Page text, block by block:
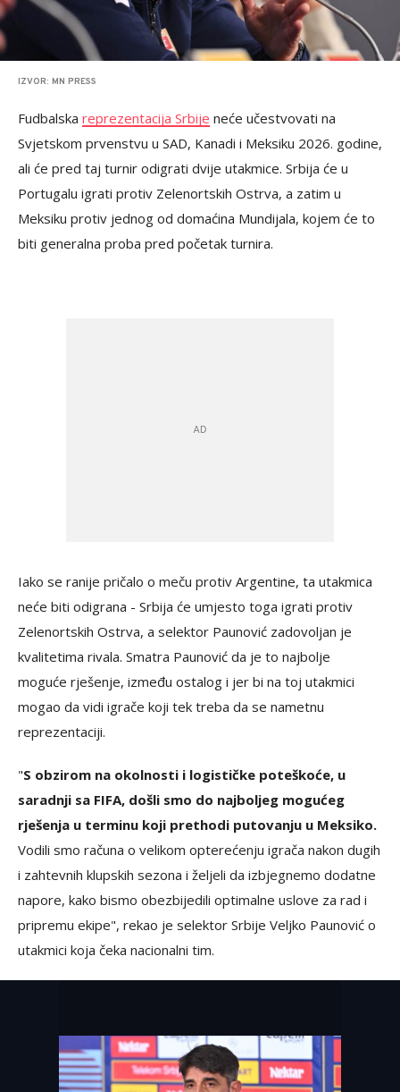
IZVOR: MN PRESS
Fudbalska reprezentacija Srbije neće učestvovati na
Svjetskom prvenstvu u SAD, Kanadi i Meksiku 2026. godine,
ali će pred taj turnir odigrati dvije utakmice. Srbija će u
Portugalu igrati protiv Zelenortskih Ostrva, a zatim u
Meksiku protiv jednog od domaćina Mundijala, kojem će to
biti generalna proba pred početak turnira.
Iako se ranije pričalo o meču protiv Argentine, ta utakmica
neće biti odigrana - Srbija će umjesto toga igrati protiv
Zelenortskih Ostrva, a selektor Paunović zadovoljan je
kvalitetima rivala. Smatra Paunović da je to najbolje
moguće rješenje, između ostalog i jer bi na toj utakmici
mogao da vidi igrače koji tek treba da se nametnu
reprezentaciji.
"S obzirom na okolnosti i logističke poteškoće, u
saradnji sa FIFA, došli smo do najboljeg mogućeg
rješenja u terminu koji prethodi putovanju u Meksiko.
Vodili smo računa o velikom opterećenju igrača nakon dugih
i zahtevnih klupskih sezona i željeli da izbjegnemo dodatne
napore, kako bismo obezbijedili optimalne uslove za rad i
pripremu ekipe", rekao je selektor Srbije Veljko Paunović o
utakmici koja čeka nacionalni tim.